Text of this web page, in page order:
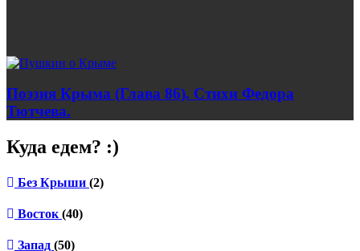
Поэзия Крыма (Глава 86). Стихи Федора
Тютчева.
Куда едем? :)
Без Крыши (2)
Восток (40)
Запад (50)